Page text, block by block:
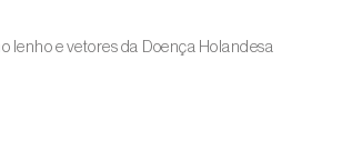
lenho e vetores da Doença Holandesa